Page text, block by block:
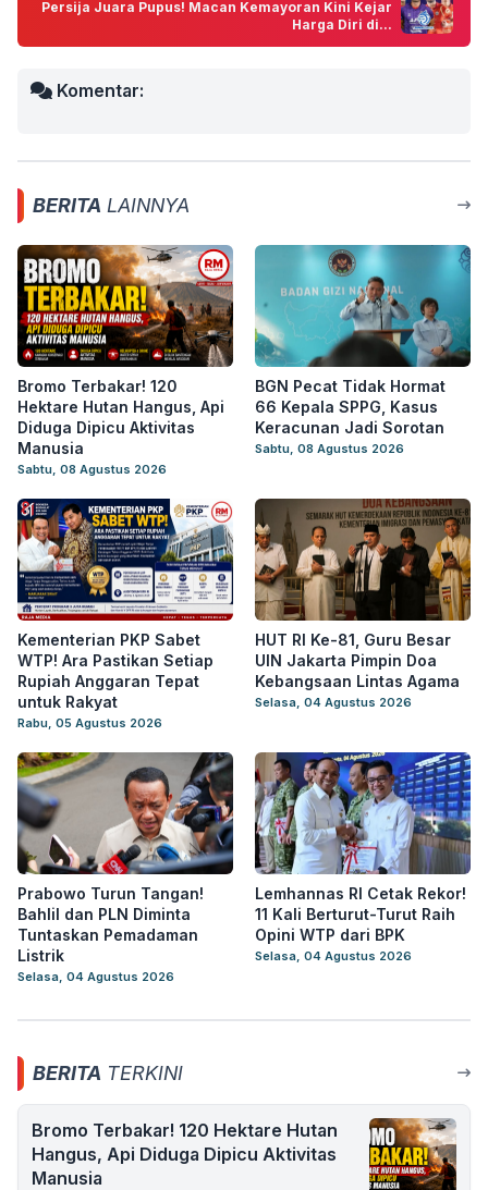
Persija Juara Pupus! Macan Kemayoran Kini Kejar
Harga Diri di...
Komentar:
BERITA LAINNYA
Bromo Terbakar! 120
Hektare Hutan Hangus, Api
Diduga Dipicu Aktivitas
Manusia
Sabtu, 08 Agustus 2026
BGN Pecat Tidak Hormat
66 Kepala SPPG, Kasus
Keracunan Jadi Sorotan
Sabtu, 08 Agustus 2026
Kementerian PKP Sabet
WTP! Ara Pastikan Setiap
Rupiah Anggaran Tepat
untuk Rakyat
Rabu, 05 Agustus 2026
HUT RI Ke-81, Guru Besar
UIN Jakarta Pimpin Doa
Kebangsaan Lintas Agama
Selasa, 04 Agustus 2026
Prabowo Turun Tangan!
Bahlil dan PLN Diminta
Tuntaskan Pemadaman
Listrik
Selasa, 04 Agustus 2026
Lemhannas RI Cetak Rekor!
11 Kali Berturut-Turut Raih
Opini WTP dari BPK
Selasa, 04 Agustus 2026
BERITA TERKINI
Bromo Terbakar! 120 Hektare Hutan
Hangus, Api Diduga Dipicu Aktivitas
Manusia